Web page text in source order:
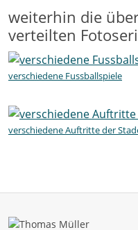
weiterhin die
verteilten
verschiedene Fussballspiele
verschiedene Auftritte der